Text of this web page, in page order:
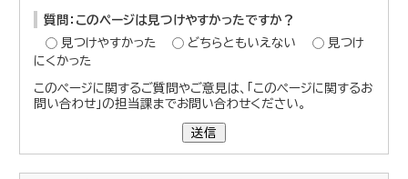
質問：このページは見つけやすかったですか？
見つけやすかった
どちらともいえない
見つけ
にくかった
このページに関するご質問やご意見は、「このページに関するお
問い合わせ」の担当課までお問い合わせください。
送信